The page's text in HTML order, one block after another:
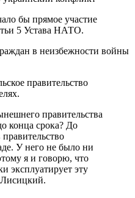
бы прямое участие
5 Устава НАТО.
в неизбежности войны
правительство
правительства
конца срока? До
У него не было ни
я и говорю, что
эксплуатирует эту